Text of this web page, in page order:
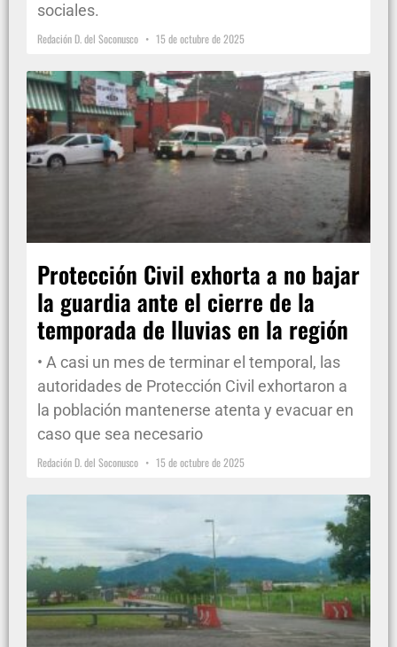
sociales.
Redación D. del Soconusco 15 de octubre de 2025
Protección Civil exhorta a no bajar
la guardia ante el cierre de la
temporada de lluvias en la región
• A casi un mes de terminar el temporal, las
autoridades de Protección Civil exhortaron a
la población mantenerse atenta y evacuar en
caso que sea necesario
Redación D. del Soconusco 15 de octubre de 2025